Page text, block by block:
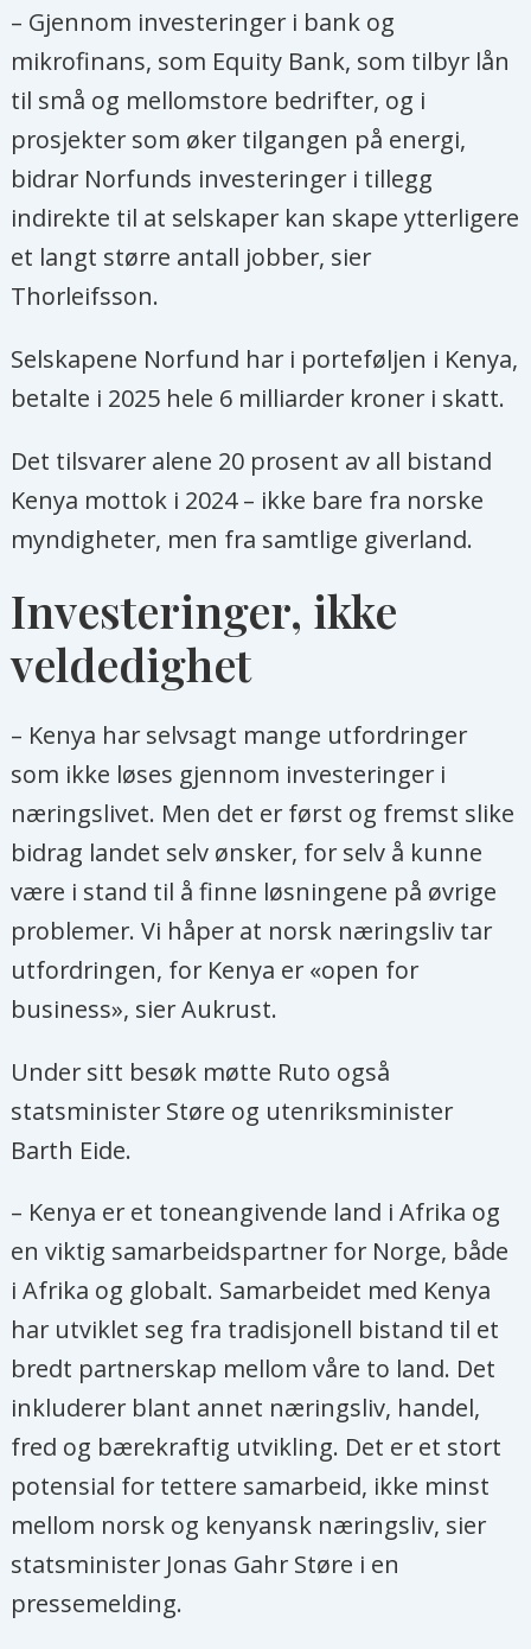
– Gjennom investeringer i bank og
mikrofinans, som Equity Bank, som tilbyr lån
til små og mellomstore bedrifter, og i
prosjekter som øker tilgangen på energi,
bidrar Norfunds investeringer i tillegg
indirekte til at selskaper kan skape ytterligere
et langt større antall jobber, sier
Thorleifsson.
Selskapene Norfund har i porteføljen i Kenya,
betalte i 2025 hele 6 milliarder kroner i skatt.
Det tilsvarer alene 20 prosent av all bistand
Kenya mottok i 2024 – ikke bare fra norske
myndigheter, men fra samtlige giverland.
Investeringer, ikke
veldedighet
– Kenya har selvsagt mange utfordringer
som ikke løses gjennom investeringer i
næringslivet. Men det er først og fremst slike
bidrag landet selv ønsker, for selv å kunne
være i stand til å finne løsningene på øvrige
problemer. Vi håper at norsk næringsliv tar
utfordringen, for Kenya er «open for
business», sier Aukrust.
Under sitt besøk møtte Ruto også
statsminister Støre og utenriksminister
Barth Eide.
– Kenya er et toneangivende land i Afrika og
en viktig samarbeidspartner for Norge, både
i Afrika og globalt. Samarbeidet med Kenya
har utviklet seg fra tradisjonell bistand til et
bredt partnerskap mellom våre to land. Det
inkluderer blant annet næringsliv, handel,
fred og bærekraftig utvikling. Det er et stort
potensial for tettere samarbeid, ikke minst
mellom norsk og kenyansk næringsliv, sier
statsminister Jonas Gahr Støre i en
pressemelding.